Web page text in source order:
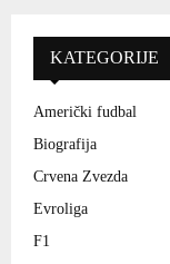
KATEGORIJE
Američki fudbal
Biografija
Crvena Zvezda
Evroliga
F1